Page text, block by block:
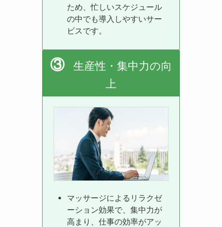
ため、忙しいスケジュール
の中でも導入しやすいサー
ビスです。
③
生産性・集中力の向
上
マッサージによるリラクゼ
ーション効果で、集中力が
高まり、仕事の効率がアッ